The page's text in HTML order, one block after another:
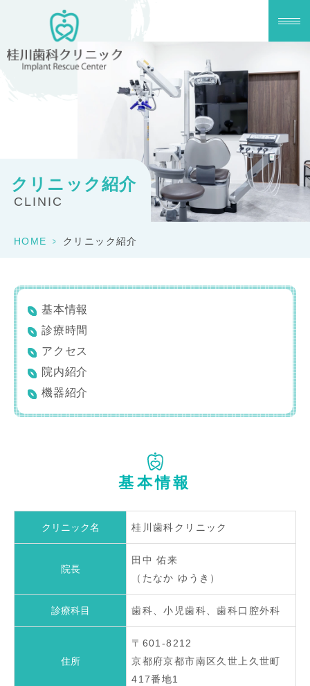
クリニック紹介
CLINIC
HOME > クリニック紹介
基本情報
診療時間
アクセス
院内紹介
機器紹介
基本情報
クリニック名 桂川歯科クリニック
院長
田中 佑来
（たなか ゆうき）
診療科目 歯科、小児歯科、歯科口腔外科
住所
〒601-8212
京都府京都市南区久世上久世町
417番地1